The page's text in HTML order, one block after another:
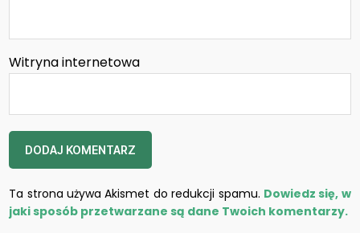
Witryna internetowa
Ta strona używa Akismet do redukcji spamu. Dowiedz się, w
jaki sposób przetwarzane są dane Twoich komentarzy.